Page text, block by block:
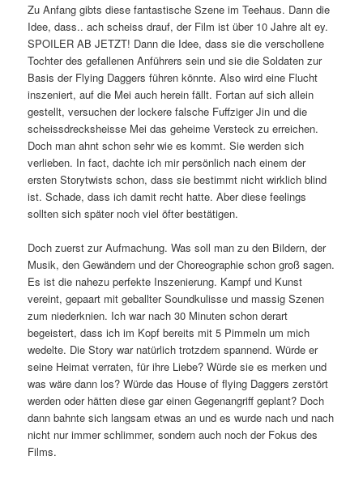
Zu Anfang gibts diese fantastische Szene im Teehaus. Dann die
Idee, dass.. ach scheiss drauf, der Film ist über 10 Jahre alt ey.
SPOILER AB JETZT! Dann die Idee, dass sie die verschollene
Tochter des gefallenen Anführers sein und sie die Soldaten zur
Basis der Flying Daggers führen könnte. Also wird eine Flucht
inszeniert, auf die Mei auch herein fällt. Fortan auf sich allein
gestellt, versuchen der lockere falsche Fuffziger Jin und die
scheissdrecksheisse Mei das geheime Versteck zu erreichen.
Doch man ahnt schon sehr wie es kommt. Sie werden sich
verlieben. In fact, dachte ich mir persönlich nach einem der
ersten Storytwists schon, dass sie bestimmt nicht wirklich blind
ist. Schade, dass ich damit recht hatte. Aber diese feelings
sollten sich später noch viel öfter bestätigen.
Doch zuerst zur Aufmachung. Was soll man zu den Bildern, der
Musik, den Gewändern und der Choreographie schon groß sagen.
Es ist die nahezu perfekte Inszenierung. Kampf und Kunst
vereint, gepaart mit geballter Soundkulisse und massig Szenen
zum niederknien. Ich war nach 30 Minuten schon derart
begeistert, dass ich im Kopf bereits mit 5 Pimmeln um mich
wedelte. Die Story war natürlich trotzdem spannend. Würde er
seine Heimat verraten, für ihre Liebe? Würde sie es merken und
was wäre dann los? Würde das House of flying Daggers zerstört
werden oder hätten diese gar einen Gegenangriff geplant? Doch
dann bahnte sich langsam etwas an und es wurde nach und nach
nicht nur immer schlimmer, sondern auch noch der Fokus des
Films.